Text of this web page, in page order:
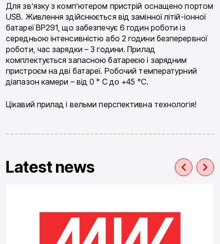
Для зв’язку з комп’ютером пристрій оснащено портом
USB. Живлення здійснюється від замінної літій-іонної
батареї BP291, що забезпечує 6 годин роботи із
середньою інтенсивністю або 2 години безперервної
роботи, час зарядки – 3 години. Прилад
комплектується запасною батареєю і зарядним
пристроєм на дві батареї. Робочий температурний
діапазон камери – від 0 ° C до +45 °C.
Цікавий прилад і вельми перспективна технологія!
Latest news